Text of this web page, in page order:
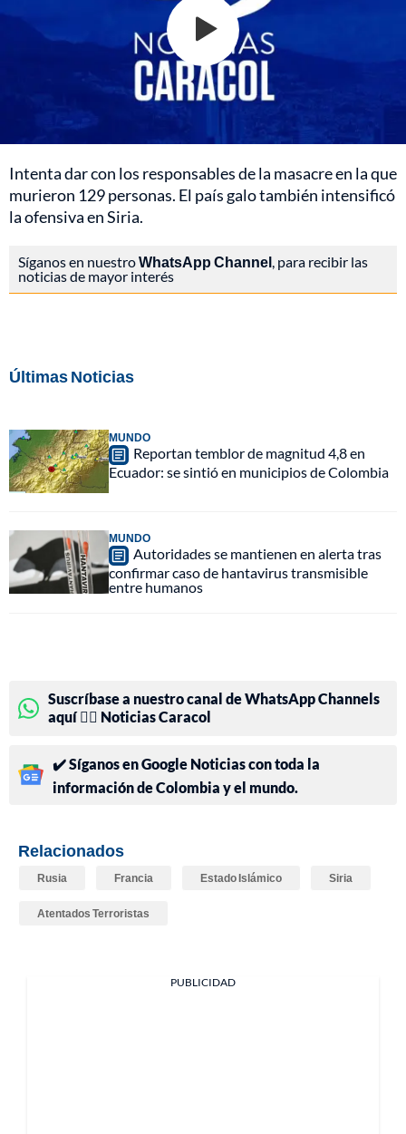
Intenta dar con los responsables de la masacre en la que
murieron 129 personas. El país galo también intensificó
la ofensiva en Siria.
Síganos en nuestroWhatsApp Channel , para recibir las
noticias de mayor interés
Últimas Noticias
MUNDO
Reportan temblor de magnitud 4,8 en
Ecuador: se sintió en municipios de Colombia
MUNDO
Autoridades se mantienen en alerta tras
confirmar caso de hantavirus transmisible
entre humanos
Suscríbase a nuestro canal de WhatsApp Channels
aquí 👉🏻 Noticias Caracol
✔️ Síganos en Google Noticias con toda la
información de Colombia y el mundo.
Relacionados
Rusia Francia Estado Islámico Siria
Atentados Terroristas
PUBLICIDAD